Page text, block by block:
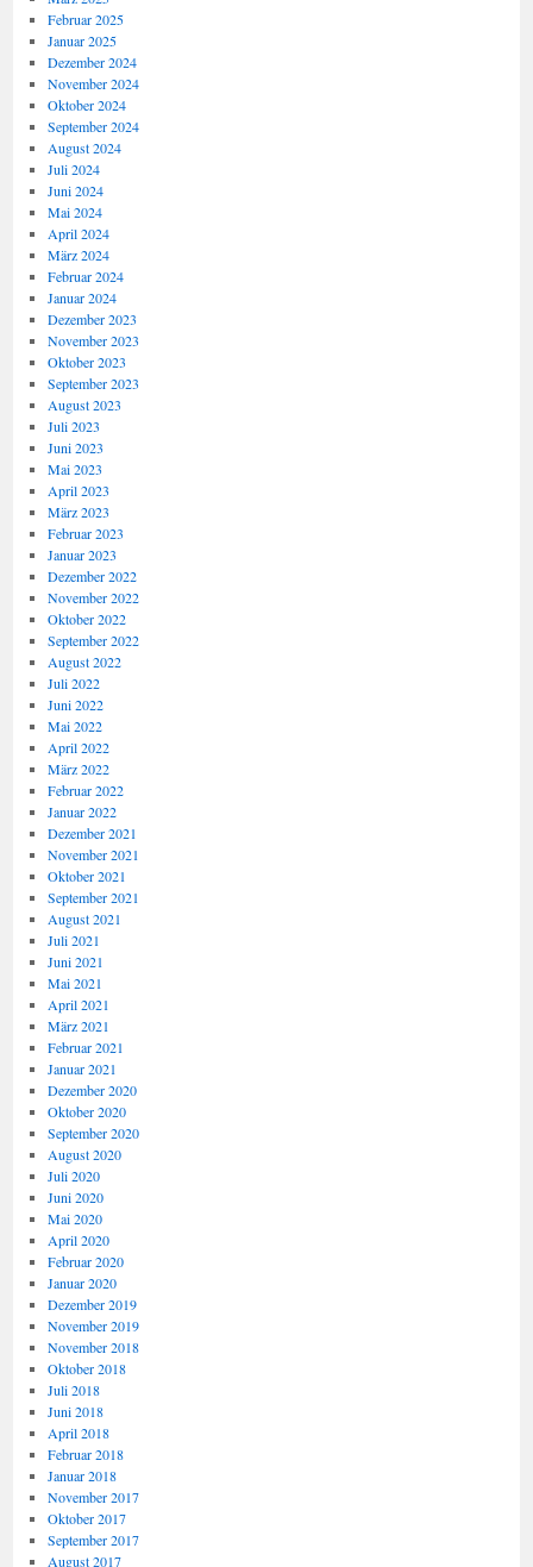
Februar 2025
Januar 2025
Dezember 2024
November 2024
Oktober 2024
September 2024
August 2024
Juli 2024
Juni 2024
Mai 2024
April 2024
März 2024
Februar 2024
Januar 2024
Dezember 2023
November 2023
Oktober 2023
September 2023
August 2023
Juli 2023
Juni 2023
Mai 2023
April 2023
März 2023
Februar 2023
Januar 2023
Dezember 2022
November 2022
Oktober 2022
September 2022
August 2022
Juli 2022
Juni 2022
Mai 2022
April 2022
März 2022
Februar 2022
Januar 2022
Dezember 2021
November 2021
Oktober 2021
September 2021
August 2021
Juli 2021
Juni 2021
Mai 2021
April 2021
März 2021
Februar 2021
Januar 2021
Dezember 2020
Oktober 2020
September 2020
August 2020
Juli 2020
Juni 2020
Mai 2020
April 2020
Februar 2020
Januar 2020
Dezember 2019
November 2019
November 2018
Oktober 2018
Juli 2018
Juni 2018
April 2018
Februar 2018
Januar 2018
November 2017
Oktober 2017
September 2017
August 2017